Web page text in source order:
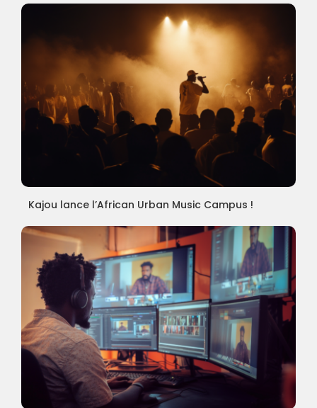
Kajou lance l’African Urban Music Campus !